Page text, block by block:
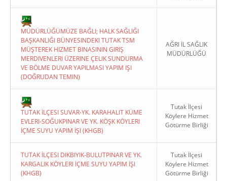
MÜDÜRLÜĞÜMÜZE BAĞLI; HALK SAĞLIĞI
BAŞKANLIĞI BÜNYESINDEKI TUTAK TSM
MÜŞTEREK HIZMET BINASININ GIRIŞ
MERDIVENLERI ÜZERINE ÇELIK SUNDURMA
VE BÖLME DUVAR YAPILMASI YAPIM IŞI
(DOĞRUDAN TEMIN)
AĞRI İL SAĞLIK
MÜDÜRLÜĞÜ
TUTAK İLÇESI SUVAR-YK. KARAHALIT KÜME
EVLERI-SOĞUKPINAR VE YK. KÖŞK KÖYLERI
İÇME SUYU YAPIM İŞI (KHGB)
Tutak İlçesi
Köylere Hizmet
Götürme Birliği
TUTAK İLÇESI DIKBIYIK-BULUTPINAR VE YK.
KARGALIK KÖYLERI İÇME SUYU YAPIM İŞI
(KHGB)
Tutak İlçesi
Köylere Hizmet
Götürme Birliği